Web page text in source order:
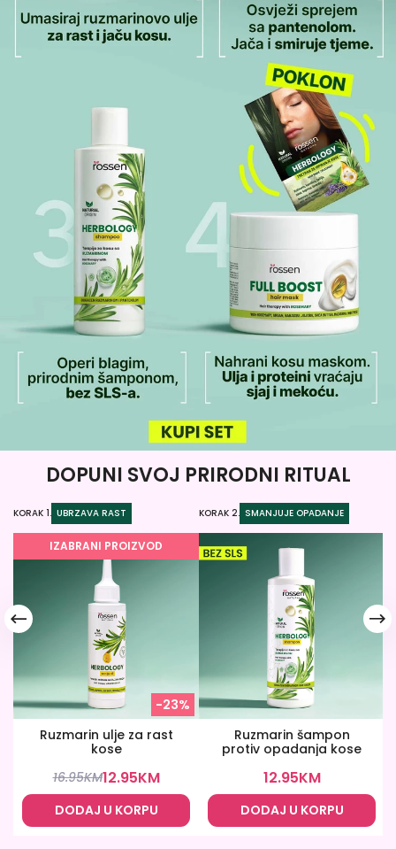
DOPUNI SVOJ PRIRODNI RITUAL
KORAK 1. UBRZAVA RAST
IZABRANI PROIZVOD
-23%
Ruzmarin ulje za rast
kose
16.95KM12.95KM
DODAJ U KORPU
KORAK 2. SMANJUJE OPADANJE
Ruzmarin šampon
protiv opadanja kose
12.95KM
DODAJ U KORPU